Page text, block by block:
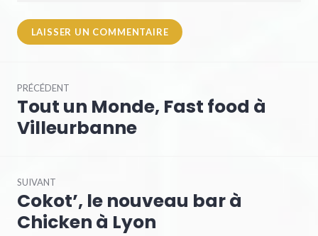
PRÉCÉDENT
Tout un Monde, Fast food à
Villeurbanne
SUIVANT
Cokot’, le nouveau bar à
Chicken à Lyon